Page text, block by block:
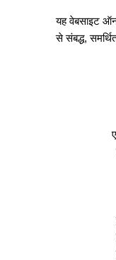
यह वेबसाइट
से संबद्ध,